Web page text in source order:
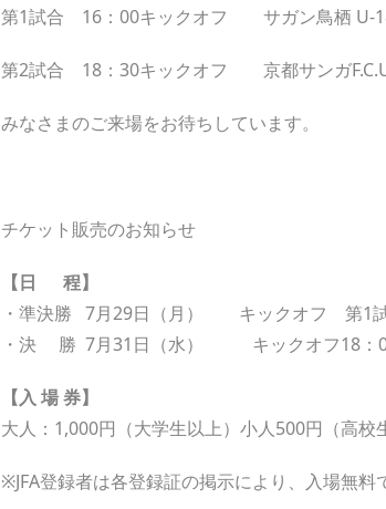
第1試合 16：00キックオフ サガン鳥栖 U-
第2試合 18：30キックオフ 京都サンガ
みなさまのご来場をお待ちしています。
チケット販売のお知らせ
【日 程】
・準決勝 7月29日（月） キックオフ 第1
・決 勝 7月31日（水） キックオフ18：
【入 場 券】
大人：1,000円（大学生以上）小人500円（高校
※JFA登録者は各登録証の掲示により、入場無料